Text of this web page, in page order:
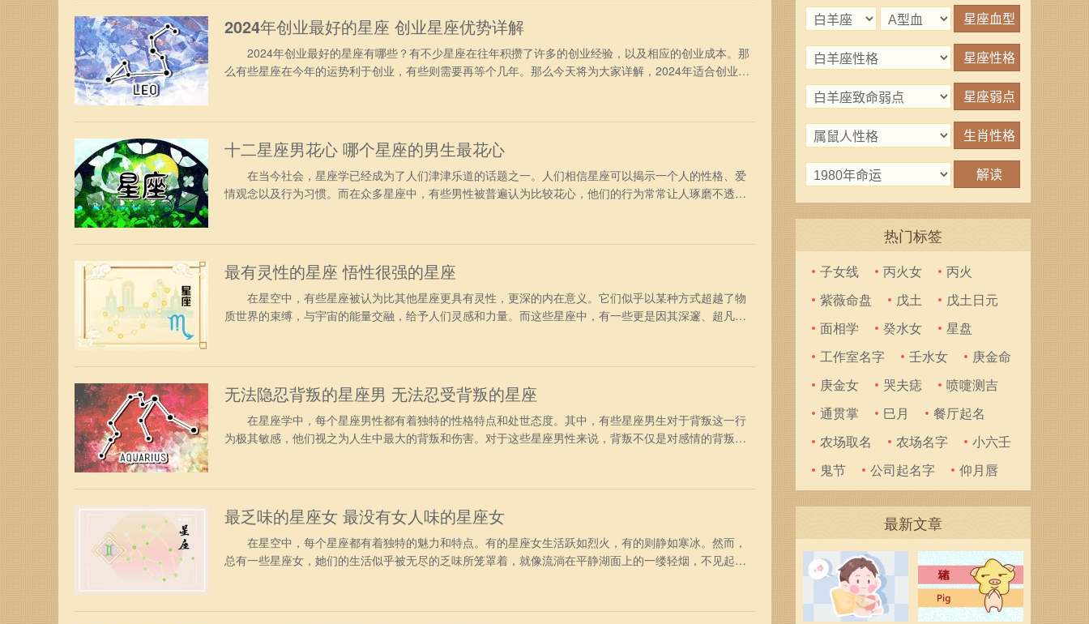
2024年创业最好的星座 创业星座优势详解
2024年创业最好的星座有哪些？有不少星座在往年积攒了许多的创业经验，以及相应的创业成本。那
么有些星座在今年的运势利于创业，有些则需要再等个几年。那么今天将为大家详解，2024年适合创业的
十二星座男花心 哪个星座的男生最花心
在当今社会，星座学已经成为了人们津津乐道的话题之一。人们相信星座可以揭示一个人的性格、爱
情观念以及行为习惯。而在众多星座中，有些男性被普遍认为比较花心，他们的行为常常让人琢磨不透。
最有灵性的星座 悟性很强的星座
在星空中，有些星座被认为比其他星座更具有灵性，更深的内在意义。它们似乎以某种方式超越了物
质世界的束缚，与宇宙的能量交融，给予人们灵感和力量。而这些星座中，有一些更是因其深邃、超凡的
无法隐忍背叛的星座男 无法忍受背叛的星座
在星座学中，每个星座男性都有着独特的性格特点和处世态度。其中，有些星座男生对于背叛这一行
为极其敏感，他们视之为人生中最大的背叛和伤害。对于这些星座男性来说，背叛不仅是对感情的背叛，
最乏味的星座女 最没有女人味的星座女
在星空中，每个星座都有着独特的魅力和特点。有的星座女生活跃如烈火，有的则静如寒冰。然而，
总有一些星座女，她们的生活似乎被无尽的乏味所笼罩着，就像流淌在平静湖面上的一缕轻烟，不见起
热门标签
子女线 丙火女
丙火
紫薇命盘
戊土
戊土日元
面相学
癸水女
星盘
工作室名字
壬水女
庚金命
庚金女
哭夫痣
喷嚏测吉
通贯掌
巳月
餐厅起名
农场取名
农场名字
小六壬
鬼节
公司起名字 仰月唇
最新文章